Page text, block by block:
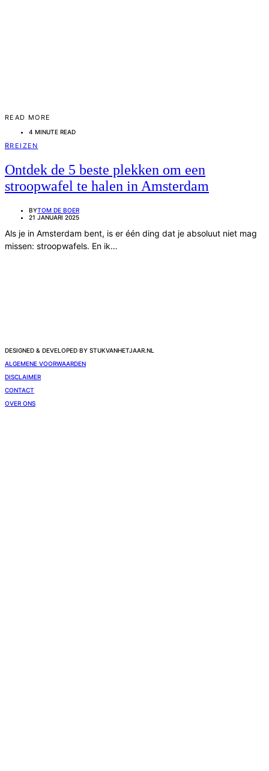
READ MORE
4 MINUTE READ
RREIZEN
Ontdek de 5 beste plekken om een
stroopwafel te halen in Amsterdam
BYTOM DE BOER
21 JANUARI 2025
Als je in Amsterdam bent, is er één ding dat je absoluut niet mag
missen: stroopwafels. En ik…
DESIGNED & DEVELOPED BY STUKVANHETJAAR.NL
ALGEMENE VOORWAARDEN
DISCLAIMER
CONTACT
OVER ONS